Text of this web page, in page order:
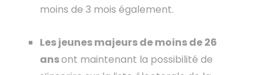
moins de 3 mois également.
Les jeunes majeurs de moins de 26
ansont maintenant la possibilité de